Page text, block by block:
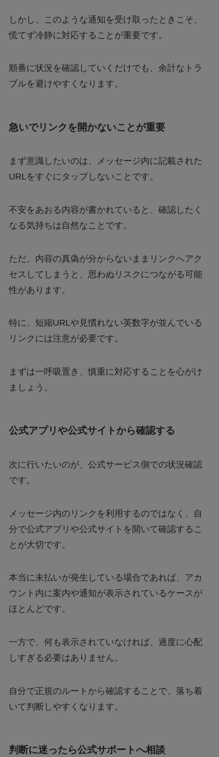
しかし、このような通知を受け取ったときこそ、
慌てず冷静に対応することが重要です。
順番に状況を確認していくだけでも、余計なトラ
ブルを避けやすくなります。
急いでリンクを開かないことが重要
まず意識したいのは、メッセージ内に記載された
URLをすぐにタップしないことです。
不安をあおる内容が書かれていると、確認したく
なる気持ちは自然なことです。
ただ、内容の真偽が分からないままリンクへアク
セスしてしまうと、思わぬリスクにつながる可能
性があります。
特に、短縮URLや見慣れない英数字が並んでいる
リンクには注意が必要です。
まずは一呼吸置き、慎重に対応することを心がけ
ましょう。
公式アプリや公式サイトから確認する
次に行いたいのが、公式サービス側での状況確認
です。
メッセージ内のリンクを利用するのではなく、自
分で公式アプリや公式サイトを開いて確認するこ
とが大切です。
本当に未払いが発生している場合であれば、アカ
ウント内に案内や通知が表示されているケースが
ほとんどです。
一方で、何も表示されていなければ、過度に心配
しすぎる必要はありません。
自分で正規のルートから確認することで、落ち着
いて判断しやすくなります。
判断に迷ったら公式サポートへ相談